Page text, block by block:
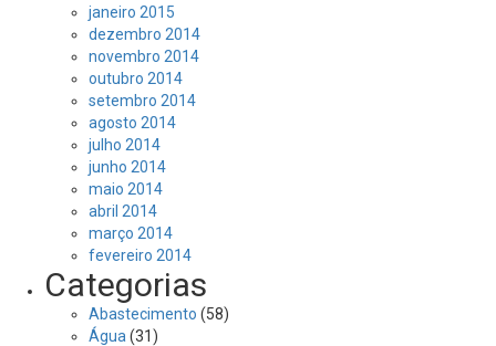
janeiro 2015
dezembro 2014
novembro 2014
outubro 2014
setembro 2014
agosto 2014
julho 2014
junho 2014
maio 2014
abril 2014
março 2014
fevereiro 2014
Categorias
Abastecimento (58)
Água (31)